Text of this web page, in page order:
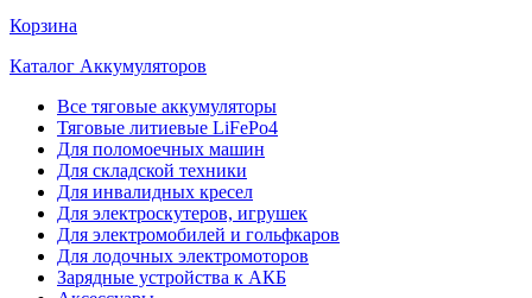
Корзина
Каталог Аккумуляторов
Все тяговые аккумуляторы
Тяговые литиевые LiFePo4
Для поломоечных машин
Для складской техники
Для инвалидных кресел
Для электроскутеров, игрушек
Для электромобилей и гольфкаров
Для лодочных электромоторов
Зарядные устройства к АКБ